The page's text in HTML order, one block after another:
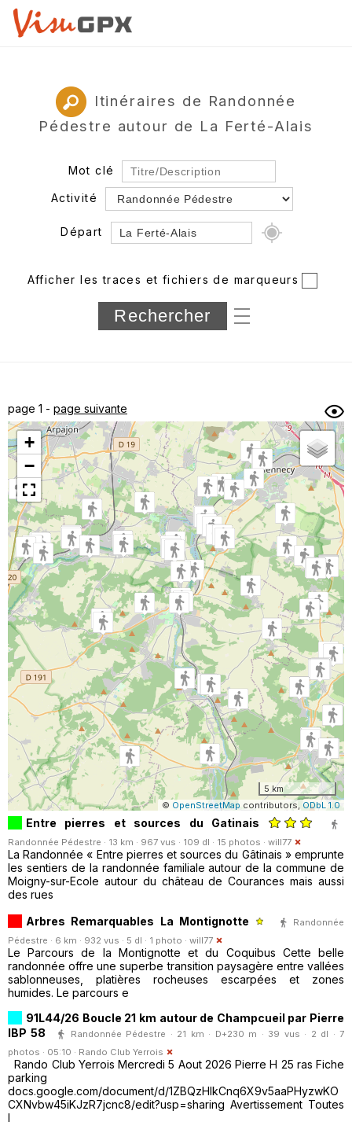
Itinéraires de Randonnée
Pédestre autour de La Ferté-Alais
Mot clé
Activité
Départ
Département
Longueur min/max
sous-dossiers
Trier par
Horodatage Photos
Afficher les traces et fichiers de marqueurs
page 1 - page suivante
+
−
5 km
© OpenStreetMap contributors, ODbL 1.0
Entre pierres et sources du Gatinais
Randonnée Pédestre · 13 km · 967 vus · 109 dl · 15 photos · will77
La Randonnée « Entre pierres et sources du Gâtinais » emprunte
les sentiers de la randonnée familiale autour de la commune de
Moigny-sur-Ecole autour du château de Courances mais aussi
des rues
Arbres Remarquables La Montignotte
Randonnée
Pédestre · 6 km · 932 vus · 5 dl · 1 photo · will77
Le Parcours de la Montignotte et du Coquibus Cette belle
randonnée offre une superbe transition paysagère entre vallées
sablonneuses, platières rocheuses escarpées et zones
humides. Le parcours e
91L44/26 Boucle 21 km autour de Champcueil par Pierre
IBP 58
Randonnée Pédestre · 21 km · D+230 m · 39 vus · 2 dl · 7
photos · 05:10 · Rando Club Yerrois
Rando Club Yerrois Mercredi 5 Aout 2026 Pierre H 25 ras Fiche
parking
docs.google.com/document/d/1ZBQzHIkCnq6X9v5aaPHyzwKO
CXNvbw45iKJzR7jcnc8/edit?usp=sharing Avertissement Toutes
l